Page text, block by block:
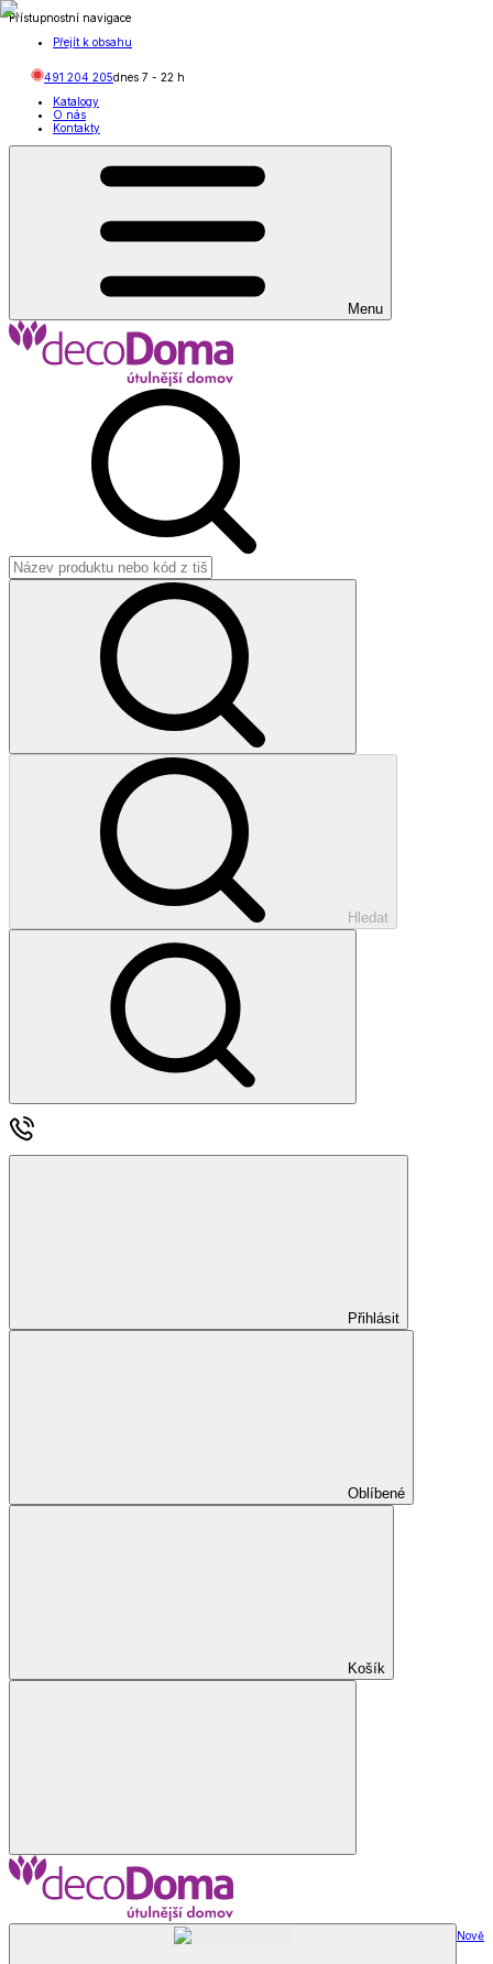
Přístupnostní navigace
Přejít k obsahu
491 204 205dnes 7 - 22 h
Katalogy
O nás
Kontakty
Menu
Hledat
Přihlásit
Oblíbené
Košík
Nově